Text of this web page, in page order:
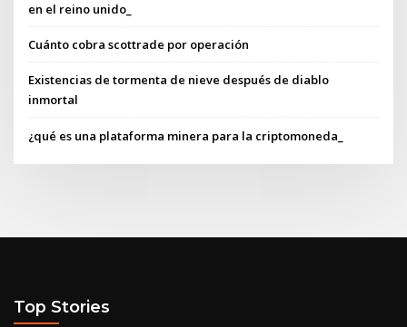
en el reino unido_
Cuánto cobra scottrade por operación
Existencias de tormenta de nieve después de diablo
inmortal
¿qué es una plataforma minera para la criptomoneda_
Top Stories